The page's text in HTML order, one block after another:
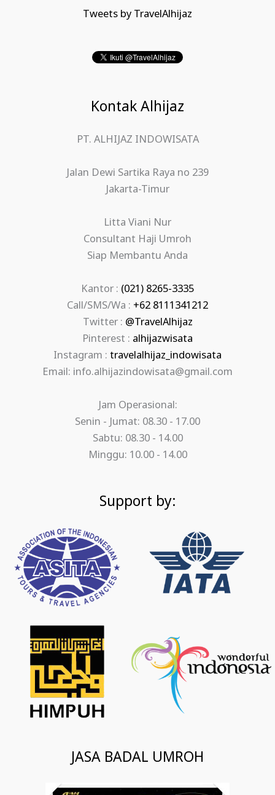
Tweets by TravelAlhijaz
Kontak Alhijaz
PT. ALHIJAZ INDOWISATA
Jalan Dewi Sartika Raya no 239
Jakarta-Timur
Litta Viani Nur
Consultant Haji Umroh
Siap Membantu Anda
Kantor : (021) 8265-3335
Call/SMS/Wa : +62 8111341212
Twitter : @TravelAlhijaz
Pinterest : alhijazwisata
Instagram : travelalhijaz_indowisata
Email: info.alhijazindowisata@gmail.com
Jam Operasional:
Senin - Jumat: 08.30 - 17.00
Sabtu: 08.30 - 14.00
Minggu: 10.00 - 14.00
Support by:
JASA BADAL UMROH